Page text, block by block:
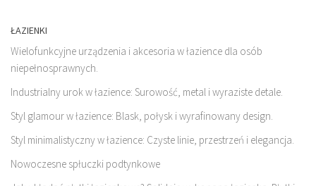
ŁAZIENKI
Wielofunkcyjne urządzenia i akcesoria w łazience dla osób
niepełnosprawnych.
Industrialny urok w łazience: Surowość, metal i wyraziste detale.
Styl glamour w łazience: Blask, połysk i wyrafinowany design.
Styl minimalistyczny w łazience: Czyste linie, przestrzeń i elegancja.
Nowoczesne spłuczki podtynkowe